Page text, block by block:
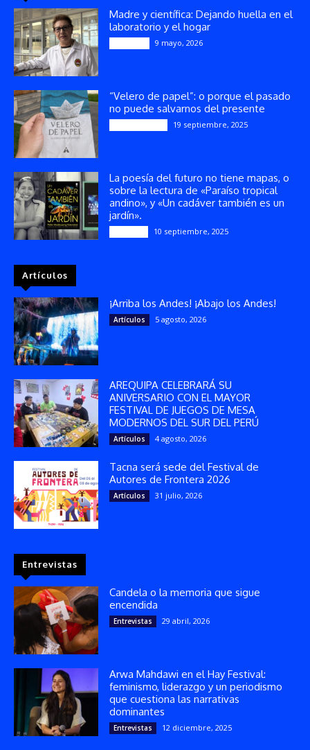
Madre y científica: Dejando huella en el
laboratorio y el hogar
9 mayo, 2026
“Velero de papel”: o porque el pasado
no puede salvarnos del presente
19 septiembre, 2025
La poesía del futuro no tiene mapas, o
sobre la lectura de «Paraíso tropical
andino», y «Un cadáver también es un
jardín».
10 septiembre, 2025
Artículos
¡Arriba los Andes! ¡Abajo los Andes!
Artículos 5 agosto, 2026
AREQUIPA CELEBRARÁ SU
ANIVERSARIO CON EL MAYOR
FESTIVAL DE JUEGOS DE MESA
MODERNOS DEL SUR DEL PERÚ
Artículos 4 agosto, 2026
Tacna será sede del Festival de
Autores de Frontera 2026
Artículos 31 julio, 2026
Entrevistas
Candela o la memoria que sigue
encendida
Entrevistas 29 abril, 2026
Arwa Mahdawi en el Hay Festival:
feminismo, liderazgo y un periodismo
que cuestiona las narrativas
dominantes
Entrevistas 12 diciembre, 2025